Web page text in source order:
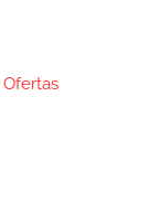
Ofertas